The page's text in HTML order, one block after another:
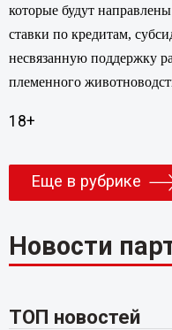
которые будут
ставки по кредитам,
несвязанную поддержку
племенного
18+
Еще в рубрике
Новости
ТОП новостей